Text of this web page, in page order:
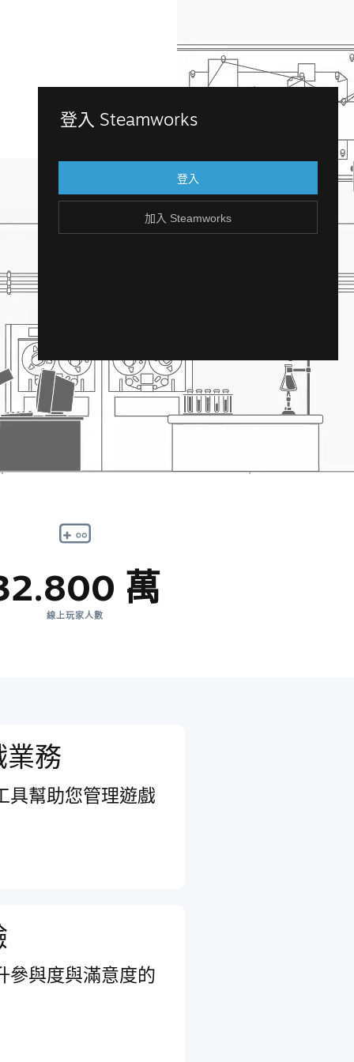
登入 Steamworks
登入
加入 Steamworks
加入 Steamworks
還沒有 Steam 帳戶嗎？建立一個，輕鬆免
萬
線上玩家人數
業務
具幫助您管理遊戲
參與度與滿意度的